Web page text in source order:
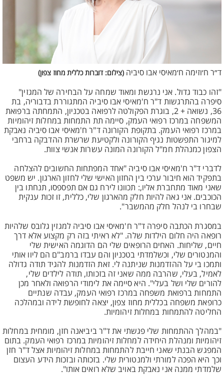
ד״ר ח׳וזימה ח׳מאיסי אבו סיביה (צילום: דוברות כללית מחוז צפון)
"זהו כבוד גדול. אני נרגשת ומאוד שמחה על הבחירה של המגזין"
סיפרה בהתרגשות ד"ר ח'מאיסי אבו סיביה המתגוררת בדבוריה, בת
36, נשואה + 2, בוגרת הפקולטה לרפואה בטכניון, התמחתה ברפואת
המשפחה במרכז רפואי העמק, סיימה תת התמחות במחלות זיהומיות
במרכז רפואי העמק. בתקופת הקורונה ד"ר ח'מאיסי אבו סיביה נאבקת
למיגור התפשטות נגיף הקורונה ולקטיעת שרשרת ההדבקה ברחבי
הצפון כמנהלת חמ"ל הקורונה המונה עשרות אנשי צוות.
לדברי ד"ר ח'מאיסי אבו סיביה "אחד המפתחות החשובים להצלחה
בתפקיד הוא חיבור ערכי בין החזון האישי שלי לחזון הארגון. יש משפט
שאני מאוד מתחברת אליו,: תכוונו לירח גם אם תפספסו, תנחתו בין
הכוכבים. אני גאה להיות חלק מהארגון שלי, כללית, זו זכות ענקית
שבחרו בי לנהל חלק מהמשבר".
במסגרת הכתבה סיפרה ד"ר ח'מאיסי אבו סיביה למגזין גלובס שלהיות
רופאה היה חלום הילדות שלה. "לא ראיתי בזה רק מקצוע אלא דרך
חיים, שליחות. האחים הרופאים שלי הם הדוגמה האישית שלי
והמנטורים שלי, וכשלמדתי בטכניון והם עבדו ברמב"ם הם ליוו אותי
ותמכו בי על ההזדמנות שניתנה לי. זאת הזדמנות להגיד תודה גדולה
לאמיל, בעלי, שהרבה ממה שאני זה בזכותו, תודה לילדים שלי,
להורים שלי ושל בעלי". היא סיימה את לימודי הרפואה ולאחר מכן
התמחות ברפואת משפחה במרכז רפואי העמק, עבדה שנתיים
כרופאת משפחה בכללית מחוז צפון, יצאה לחופשת לידה ובמהלכה
החליטה להתמחות במחלות זיהומיות.
"במהלך ההתמחות שלי פגשתי את ד"ר ביביאנה חזן, מומחית במחלות
זיהומיות ומנהלת היחידה למחלות זיהומיות במרכז רפואי העמק. בתום
המפגש הבנתי שאני חייבת להתמחות במחלות זיהומיות אצל ד"ר חזן
וכך היא הפכה למורתי ולמנטורית שלי. בזכותה ובזכות הידע העצום
שלמדתי ממנה אני נאבקת באויב שלא רואים אותו".